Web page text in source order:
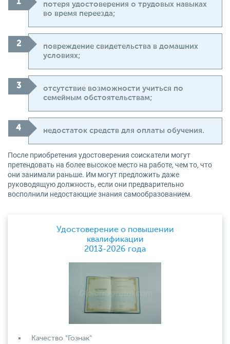
потеря удостоверения о трудовых навыках
во время переезда;
повреждение свидетельства в домашних
условиях;
отсутствие возможности учиться по
семейным обстоятельствам;
недостаток средств для оплаты обучения.
После приобретения удостоверения соискатели могут
претендовать на более высокое место на работе, чем то, что
они занимали раньше. Им могут предложить даже
руководящую должность, если они предварительно
восполнили недостающие знания самообразованием.
Удостоверение о повышении
квалификации
2013-2026 года
Качество "Гознак"